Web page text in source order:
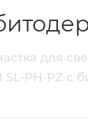
для
PH-PZ с